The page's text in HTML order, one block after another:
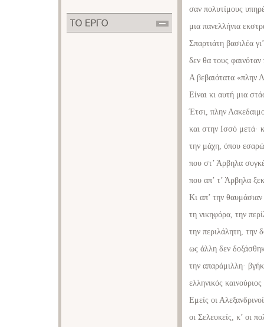
σαν πολυτίμους
μια πανελλήνια
Σπαρτιάτη βασιλέα
δεν θα τους
Α βεβαιότατα «πλην
Είναι κι αυτή μια
Έτσι, πλην
και στην Ισσό μετά·
την μάχη, όπου
που στ’ Άρβηλα
που απ’ τ’ Άρβηλα
Κι απ’ την θαυμάσιαν
τη νικηφόρα, την
την περιλάλητη, την
ως άλλη δεν
την απαράμιλλη·
ελληνικός
Εμείς οι
οι Σελευκείς, κ’ οι